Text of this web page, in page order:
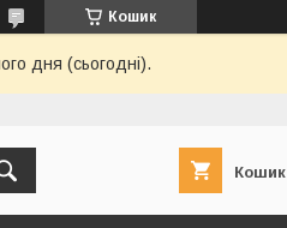
Кошик
дня (сьогодні).
Кошик